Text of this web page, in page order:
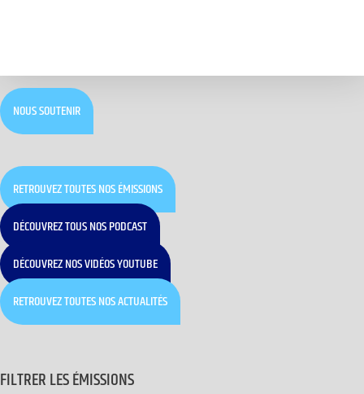
NOUS SOUTENIR
RETROUVEZ TOUTES NOS ÉMISSIONS
DÉCOUVREZ TOUS NOS PODCAST
DÉCOUVREZ NOS VIDÉOS YOUTUBE
RETROUVEZ TOUTES NOS ACTUALITÉS
FILTRER LES ÉMISSIONS